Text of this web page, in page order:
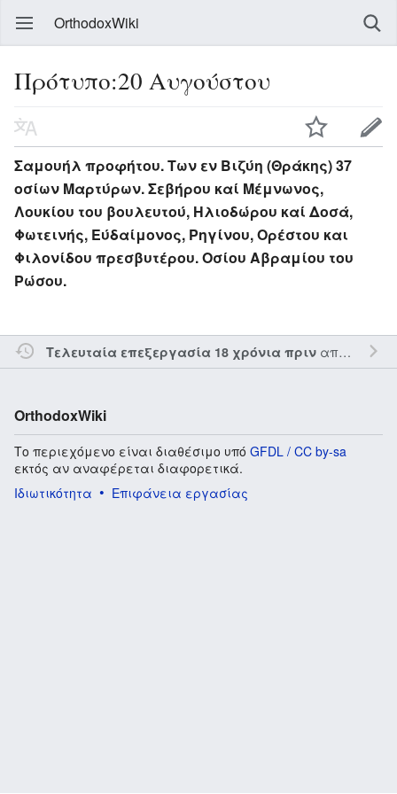
OrthodoxWiki
Πρότυπο:20 Αυγούστου
Σαμουήλ προφήτου. Των εν Βιζύη (Θράκης) 37
οσίων Μαρτύρων. Σεβήρου καί Μέμνωνος,
Λουκίου του βουλευτού, Ηλιοδώρου καί Δοσά,
Φωτεινής, Εύδαίμονος, Ρηγίνου, Ορέστου και
Φιλονίδου πρεσβυτέρου. Οσίου Αβραμίου του
Ρώσου.
Τελευταία επεξεργασία 18 χρόνια πριναπό τον την
OrthodoxWiki
Το περιεχόμενο είναι διαθέσιμο υπό GFDL / CC by-sa
εκτός αν αναφέρεται διαφορετικά.
Ιδιωτικότητα
Επιφάνεια εργασίας